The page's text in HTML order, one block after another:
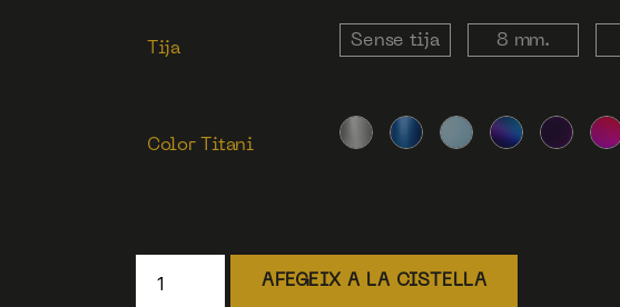
Tija Sense tija 8 mm.
Color Titani
AFEGEIX A LA CISTELLA